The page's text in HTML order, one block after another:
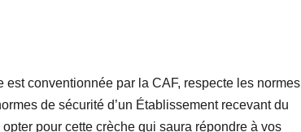
conventionnée par la CAF, respecte les normes
de sécurité d’un Établissement recevant du
pour cette crèche qui saura répondre à vos